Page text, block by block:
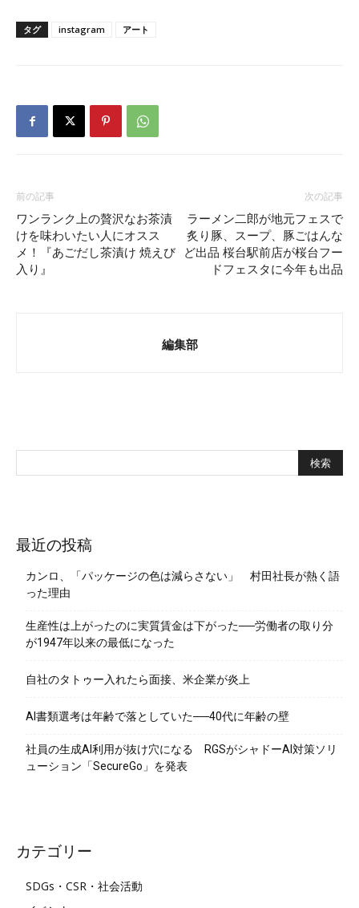
タグ instagram アート
前の記事
ワンランク上の贅沢なお茶漬
けを味わいたい人にオスス
メ！『あごだし茶漬け 焼えび
入り』
次の記事
ラーメン二郎が地元フェスで
炙り豚、スープ、豚ごはんな
ど出品 桜台駅前店が桜台フー
ドフェスタに今年も出品
編集部
最近の投稿
カンロ、「パッケージの色は減らさない」 村田社長が熱く語
った理由
生産性は上がったのに実質賃金は下がった──労働者の取り分
が1947年以来の最低になった
自社のタトゥー入れたら面接、米企業が炎上
AI書類選考は年齢で落としていた──40代に年齢の壁
社員の生成AI利用が抜け穴になる RGSがシャドーAI対策ソリ
ューション「SecureGo」を発表
カテゴリー
SDGs・CSR・社会活動